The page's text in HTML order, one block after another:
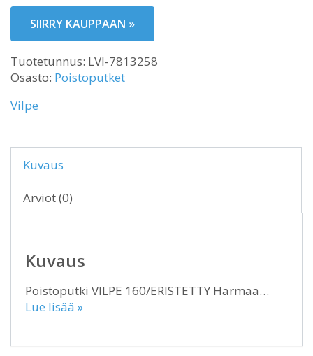
SIIRRY KAUPPAAN »
Tuotetunnus: LVI-7813258
Osasto: Poistoputket
Vilpe
Kuvaus
Arviot (0)
Kuvaus
Poistoputki VILPE 160/ERISTETTY Harmaa…
Lue lisää »